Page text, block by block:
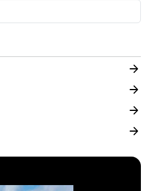
arrow_forward
arrow_forward
arrow_forward
arrow_forward